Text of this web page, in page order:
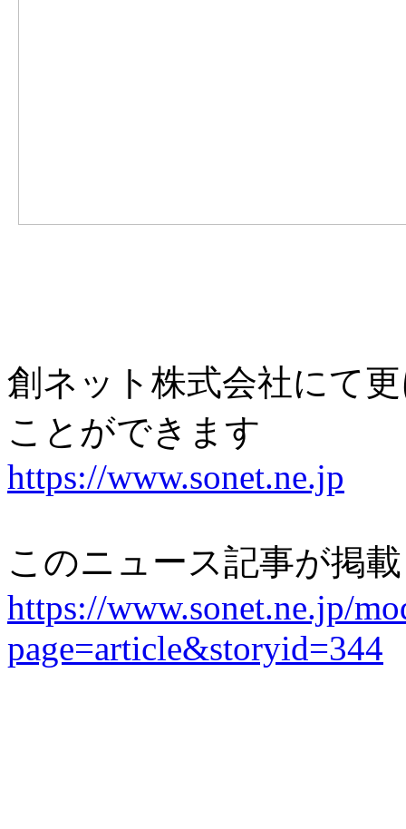
創ネット株式会社にて
ことができます
https://www.sonet.ne.jp
このニュース記事が掲
https://www.sonet.ne.jp/
page=article&storyid=344